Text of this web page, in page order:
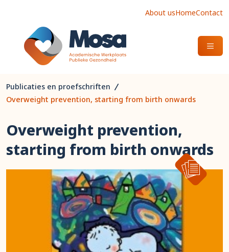
About usHomeContact
OPEN
Publicaties en proefschriften
Overweight prevention, starting from birth onwards
Overweight prevention,
starting from birth onwards